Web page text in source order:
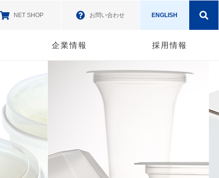
NET SHOP お問い合わせ ENGLISH
企業情報 採用情報